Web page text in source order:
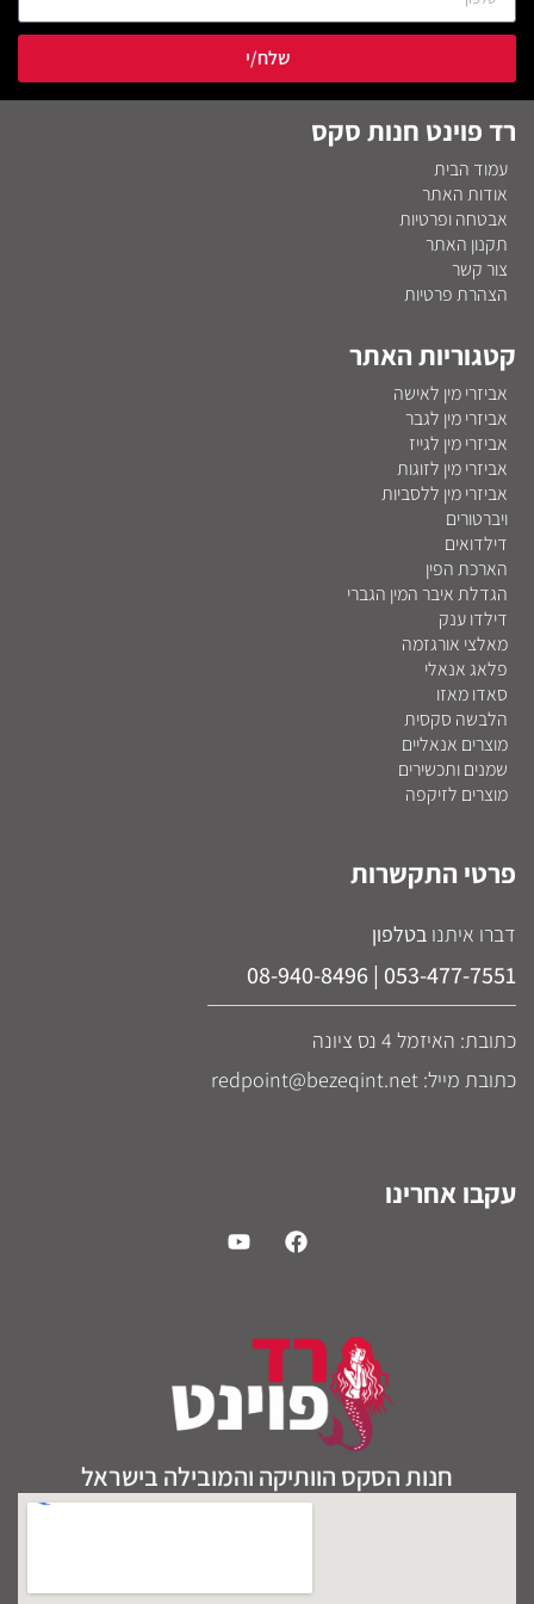
שלח/י
רד פוינט חנות סקס
עמוד הבית
אודות האתר
אבטחה ופרטיות
תקנון האתר
צור קשר
הצהרת פרטיות
קטגוריות האתר
אביזרי מין לאישה
אביזרי מין לגבר
אביזרי מין לגייז
אביזרי מין לזוגות
אביזרי מין ללסביות
ויברטורים
דילדואים
הארכת הפין
הגדלת איבר המין הגברי
דילדו ענק
מאלצי אורגזמה
פלאג אנאלי
סאדו מאזו
הלבשה סקסית
מוצרים אנאליים
שמנים ותכשירים
מוצרים לזיקפה
פרטי התקשרות
דברו איתנו בטלפון
053-477-7551 | 08-940-8496
כתובת: האיזמל 4 נס ציונה
כתובת מייל: redpoint@bezeqint.net
עקבו אחרינו
חנות הסקס הוותיקה והמובילה בישראל